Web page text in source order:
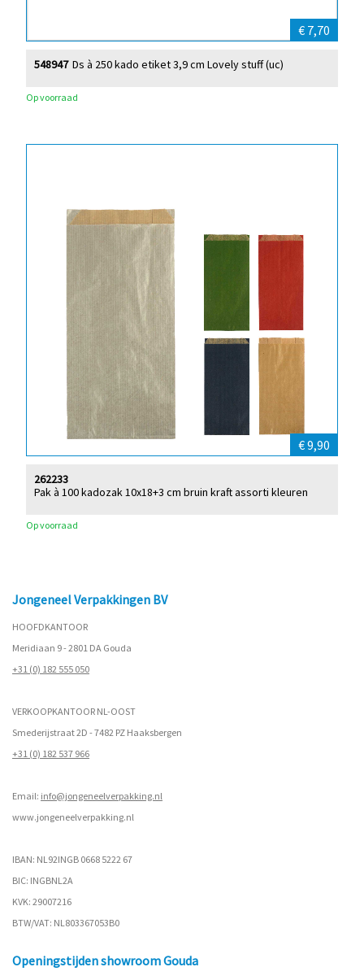
€ 7,70
Ds à 250 kado etiket 3,9 cm Lovely stuff (uc)
548947
Op voorraad
€ 9,90
Pak à 100 kadozak 10x18+3 cm bruin kraft assorti kleuren
262233
Op voorraad
Jongeneel Verpakkingen BV
HOOFDKANTOOR
Meridiaan 9 - 2801 DA Gouda
+31 (0) 182 555 050
VERKOOPKANTOOR NL-OOST
Smederijstraat 2D - 7482 PZ Haaksbergen
+31 (0) 182 537 966
Email: info@jongeneelverpakking.nl
www.jongeneelverpakking.nl
IBAN: NL92INGB 0668 5222 67
BIC: INGBNL2A
KVK: 29007216
BTW/VAT: NL803367053B0
Openingstijden showroom Gouda